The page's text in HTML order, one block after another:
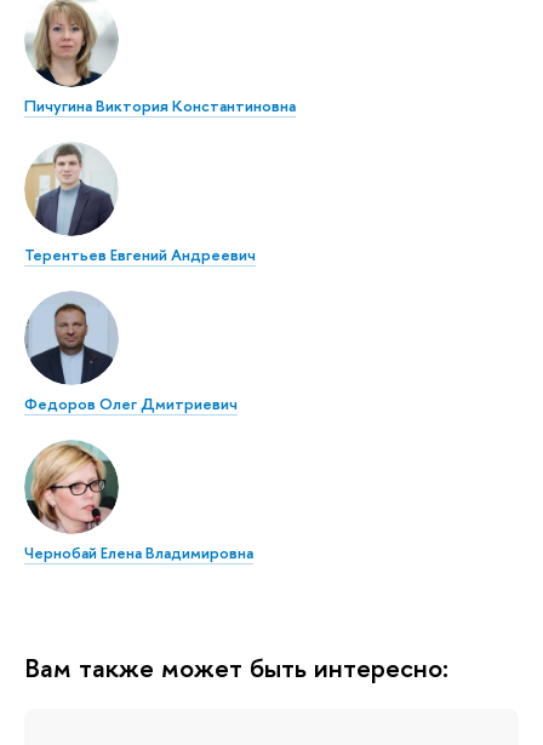
Пичугина Виктория Константиновна
Терентьев Евгений Андреевич
Федоров Олег Дмитриевич
Чернобай Елена Владимировна
Вам также может быть интересно: